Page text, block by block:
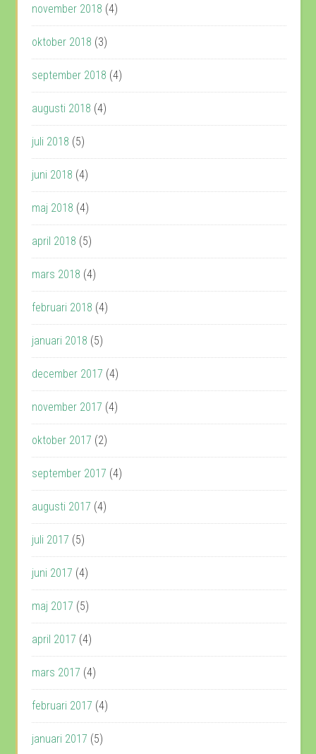
november 2018 (4)
oktober 2018 (3)
september 2018 (4)
augusti 2018 (4)
juli 2018 (5)
juni 2018 (4)
maj 2018 (4)
april 2018 (5)
mars 2018 (4)
februari 2018 (4)
januari 2018 (5)
december 2017 (4)
november 2017 (4)
oktober 2017 (2)
september 2017 (4)
augusti 2017 (4)
juli 2017 (5)
juni 2017 (4)
maj 2017 (5)
april 2017 (4)
mars 2017 (4)
februari 2017 (4)
januari 2017 (5)